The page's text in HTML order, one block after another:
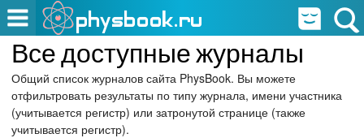
Все доступные журналы
Общий список журналов сайта PhysBook. Вы можете
отфильтровать результаты по типу журнала, имени участника
(учитывается регистр) или затронутой странице (также
учитывается регистр).